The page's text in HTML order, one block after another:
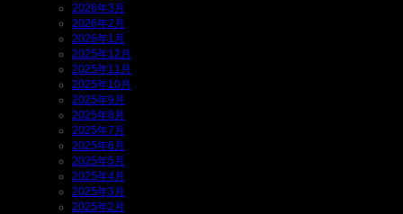
2026年3月
2026年2月
2026年1月
2025年12月
2025年11月
2025年10月
2025年9月
2025年8月
2025年7月
2025年6月
2025年5月
2025年4月
2025年3月
2025年2月